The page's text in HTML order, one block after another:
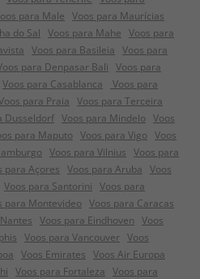
para Male Voos para Maurícias
do Sal Voos para Mahe Voos para
Voos para Basileia Voos para
para Denpasar Bali Voos para
Voos para Casablanca
Voos para
para Praia Voos para Terceira
Dusseldorf Voos para Mindelo Voos
para Maputo Voos para Vigo Voos
Voos para Vilnius Voos para
para Açores Voos para Aruba Voos
Voos para Santorini Voos para
para Montevideo Voos para Caracas
Voos para Eindhoven Voos
Voos para Vancouver Voos
Voos Emirates Voos Air Europa
Voos para Fortaleza Voos para